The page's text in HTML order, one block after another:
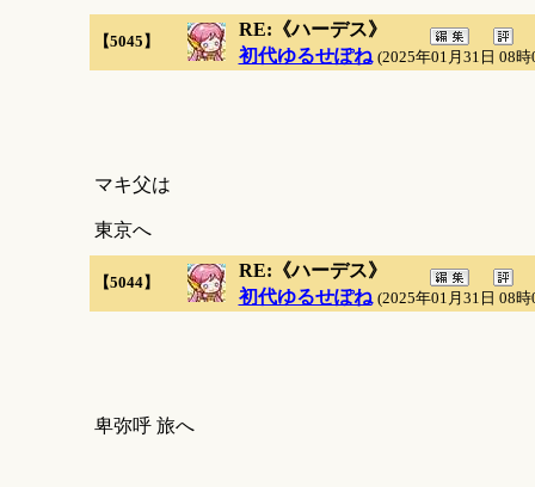
【5045】
RE:《ハーデス》
初代ゆるせぽね (2025年01月31日 08時
マキ父は
東京へ
【5044】
RE:《ハーデス》
初代ゆるせぽね (2025年01月31日 08時
卑弥呼 旅へ